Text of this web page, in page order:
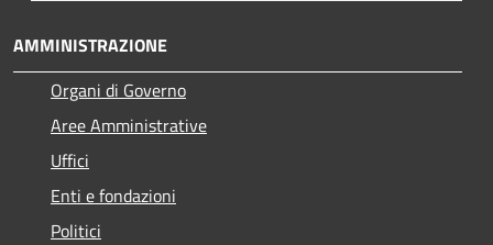
AMMINISTRAZIONE
Organi di Governo
Aree Amministrative
Uffici
Enti e fondazioni
Politici